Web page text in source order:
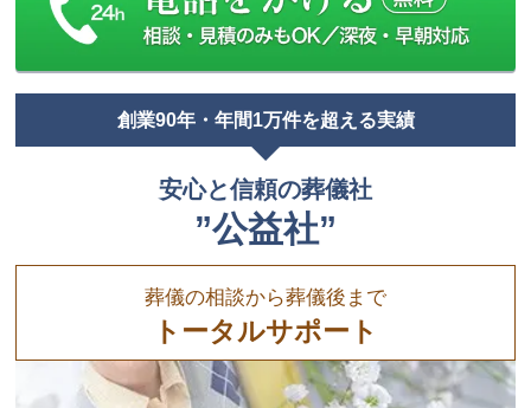
創業90年・年間1万件を超える実績
安心と信頼の葬儀社
”公益社”
葬儀の相談から葬儀後まで
トータルサポート